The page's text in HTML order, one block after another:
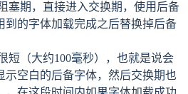
塞期，直接进入交换期，使用后备
到的字体加载完成之后替换掉后备
短（大约100毫秒），也就是说会
示空白的后备字体，然后交换期也